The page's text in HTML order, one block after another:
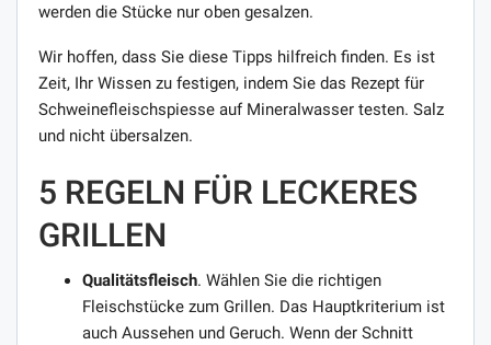
werden die Stücke nur oben gesalzen.
Wir hoffen, dass Sie diese Tipps hilfreich finden. Es ist
Zeit, Ihr Wissen zu festigen, indem Sie das Rezept für
Schweinefleischspiesse auf Mineralwasser testen. Salz
und nicht übersalzen.
5 REGELN FÜR LECKERES
GRILLEN
Qualitätsfleisch. Wählen Sie die richtigen
Fleischstücke zum Grillen. Das Hauptkriterium ist
auch Aussehen und Geruch. Wenn der Schnitt